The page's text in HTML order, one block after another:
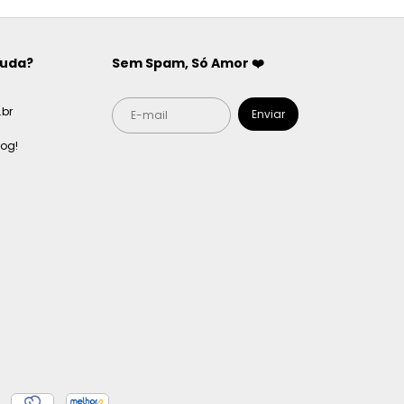
Sem Spam, Só Amor ❤️